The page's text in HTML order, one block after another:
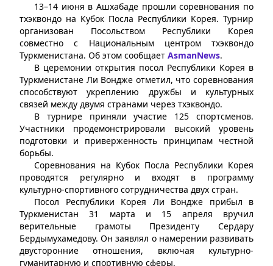
13–14 июня в Ашхабаде прошли соревнования по
тхэквондо на Кубок Посла Республики Корея. Турнир
организован Посольством Республики Корея
совместно с Национальным центром тхэквондо
Туркменистана. Об этом сообщает AsmanNews.
В церемонии открытия посол Республики Корея в
Туркменистане Ли Вондже отметил, что соревнования
способствуют укреплению дружбы и культурных
связей между двумя странами через тхэквондо.
В турнире приняли участие 125 спортсменов.
Участники продемонстрировали высокий уровень
подготовки и приверженность принципам честной
борьбы.
Соревнования на Кубок Посла Республики Корея
проводятся регулярно и входят в программу
культурно-спортивного сотрудничества двух стран.
Посол Республики Корея Ли Вондже прибыл в
Туркменистан 31 марта и 15 апреля вручил
верительные грамоты Президенту Сердару
Бердымухамедову. Он заявлял о намерении развивать
двусторонние отношения, включая культурно-
гуманитарную и спортивную сферы.